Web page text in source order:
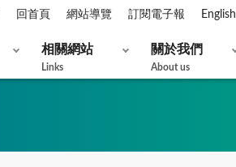
回首頁 網站導覽 訂閱電子報 English
相關網站
Links
關於我們
About us